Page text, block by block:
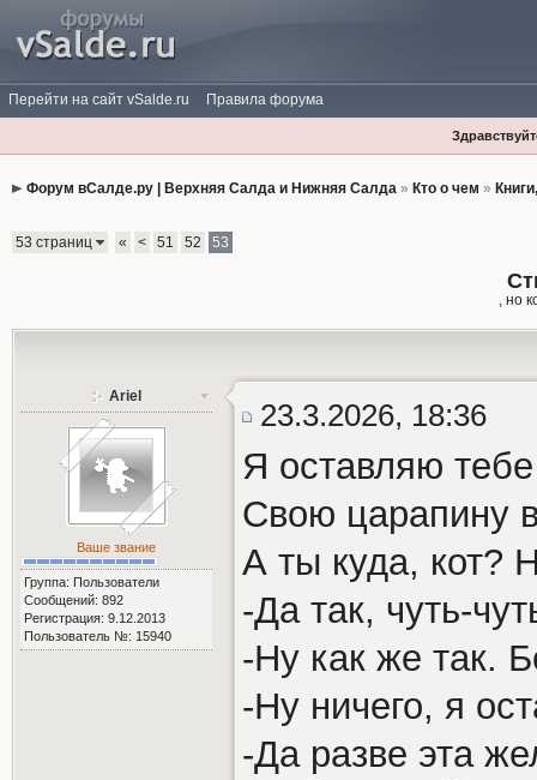
Перейти на сайт vSalde.ru Правила форума
Форум вСалде.ру | Верхняя Салда и Нижняя Салда» Кто о чем »
53 страниц « < 51 52 53
, но
Ariel
Ваше звание
Группа: Пользователи
Сообщений: 892
Регистрация: 9.12.2013
Пользователь №: 15940
23.3.2026, 18:36
Я оставляю
Свою царапину
А ты куда, кот?
-Да так, чуть-
-Ну как же так.
-Ну ничего, я
-Да разве эта